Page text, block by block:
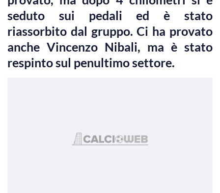
seduto sui pedali ed è stato
riassorbito dal gruppo. Ci ha provato
anche Vincenzo Nibali, ma è stato
respinto sul penultimo settore.